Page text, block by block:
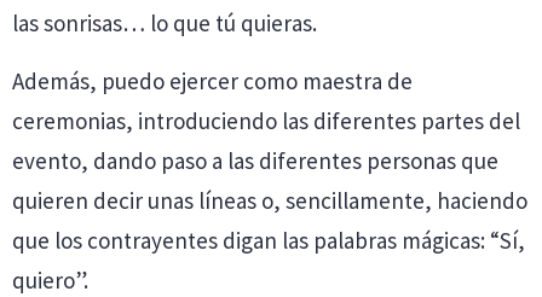
las sonrisas… lo que tú quieras.
Además, puedo ejercer como maestra de
ceremonias, introduciendo las diferentes partes del
evento, dando paso a las diferentes personas que
quieren decir unas líneas o, sencillamente, haciendo
que los contrayentes digan las palabras mágicas: “Sí,
quiero”.